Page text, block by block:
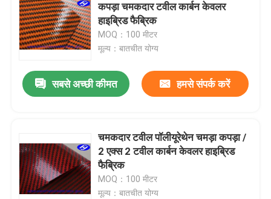
उत्पाद
वीडियो
कपड़ा चमकदार टवील कार्बन केवलर
हाइब्रिड फैब्रिक
MOQ：100 मीटर
मूल्य：बातचीत योग्य
सबसे अच्छी कीमत हमसे संपर्क करें
चमकदार टवील पॉलीयूरेथेन चमड़ा कपड़ा /
2 एक्स 2 टवील कार्बन केवलर हाइब्रिड
फैब्रिक
MOQ：100 मीटर
मूल्य：बातचीत योग्य